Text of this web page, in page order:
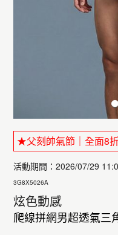
★父刻帥氣節｜全面8
活動期間：2026/07/29
3G8X5026A
炫色動感
爬線拼網男超透氣三